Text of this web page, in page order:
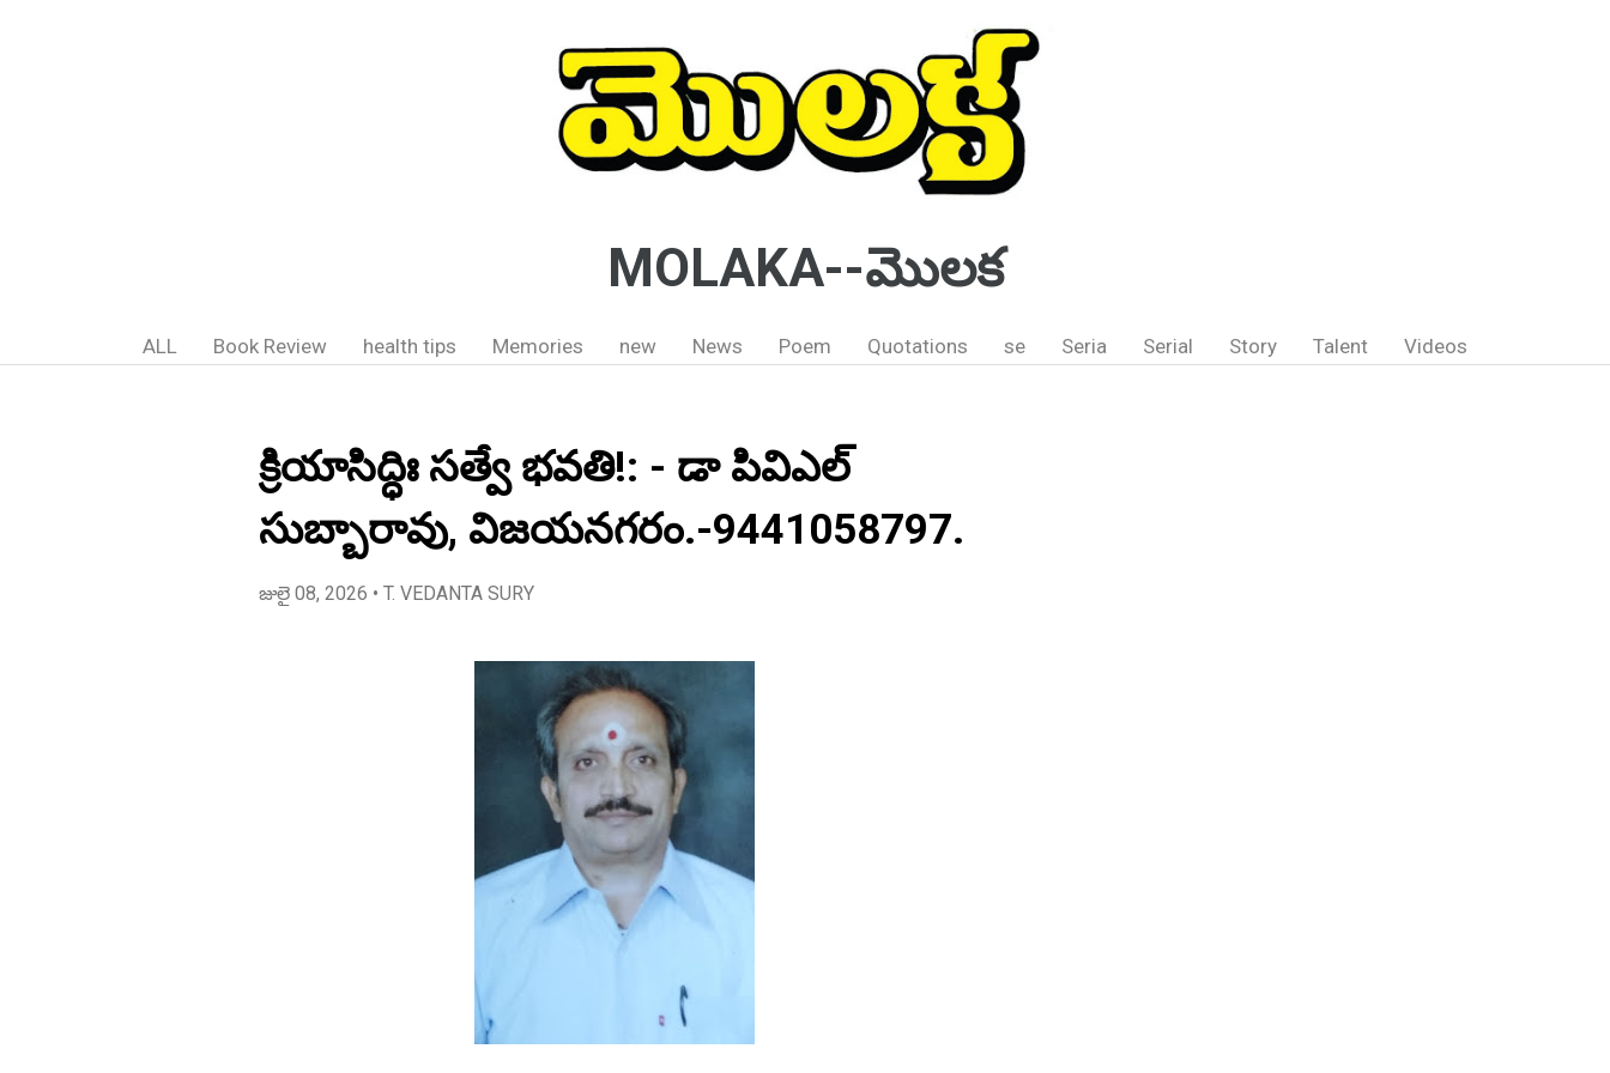
MOLAKA--మొలక
ALL Book Review health tips Memories new News Poem Quotations se Seria Serial Story Talent Videos
క్రియాసిద్ధిః సత్వే భవతి!: - డా పివిఎల్
సుబ్బారావు, విజయనగరం.-9441058797.
జులై 08, 2026 • T. VEDANTA SURY